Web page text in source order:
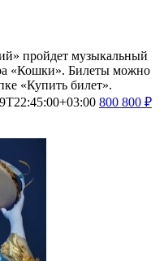
пройдет музыкальный
«Кошки». Билеты можно
«Купить билет».
800 800 ₽